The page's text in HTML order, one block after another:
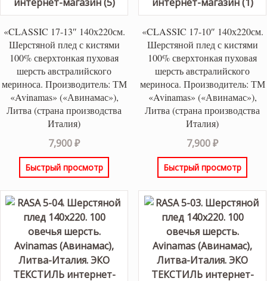
«CLASSIC 17-13″ 140х220см.
Шерстяной плед с кистями
100% сверхтонкая пуховая
шерсть австралийского
мериноса. Производитель: ТМ
«Avinamas» («Авинамас»),
Литва (страна производства
Италия)
7,900₽
Быстрый просмотр
«CLASSIC 17-10″ 140х220см.
Шерстяной плед с кистями
100% сверхтонкая пуховая
шерсть австралийского
мериноса. Производитель: ТМ
«Avinamas» («Авинамас»),
Литва (страна производства
Италия)
7,900₽
Быстрый просмотр